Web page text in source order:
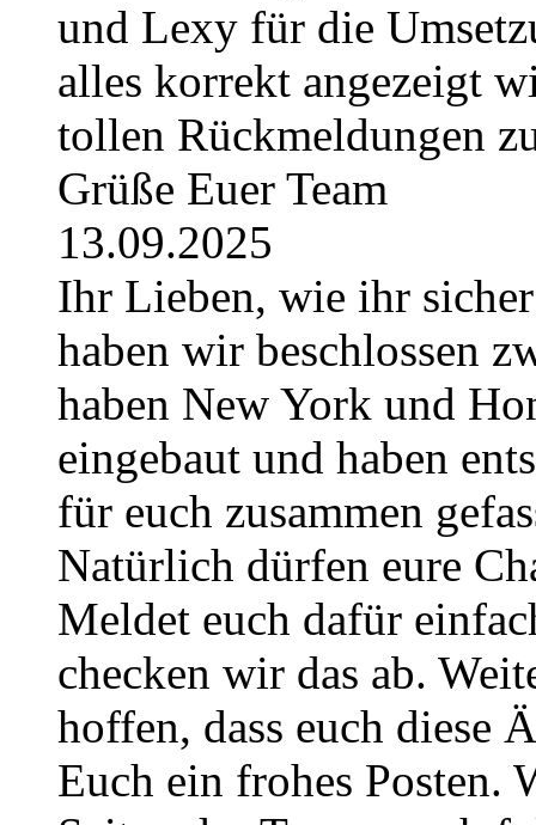
und Lexy für die
alles korrekt angezeigt
tollen Rückmeldungen
Grüße Euer Team
13.09.2025
Ihr Lieben, wie ihr
haben wir beschlossen
haben New York und
eingebaut und haben
für euch zusammen
Natürlich dürfen eure
Meldet euch dafür
checken wir das ab.
hoffen, dass euch diese
Euch ein frohes Posten.